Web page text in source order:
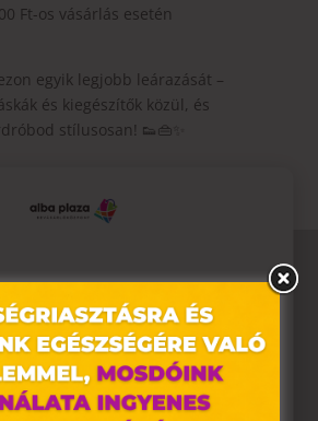
Ft-os vásárlás esetén
egyik legjobb leárazását –
és kiegészítők közül, és
stílusosan! 👟👜✨
kat (továbbiakban „süti")
olyan fájlok, melyek információt tárolnak
Ehhez az Ön hozzájárulása